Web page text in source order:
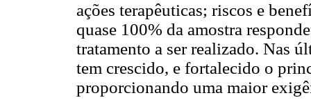
ações terapêuticas; riscos e
quase 100% da amostra
tratamento a ser realizado. Nas
tem crescido, e fortalecido o
proporcionando uma maior